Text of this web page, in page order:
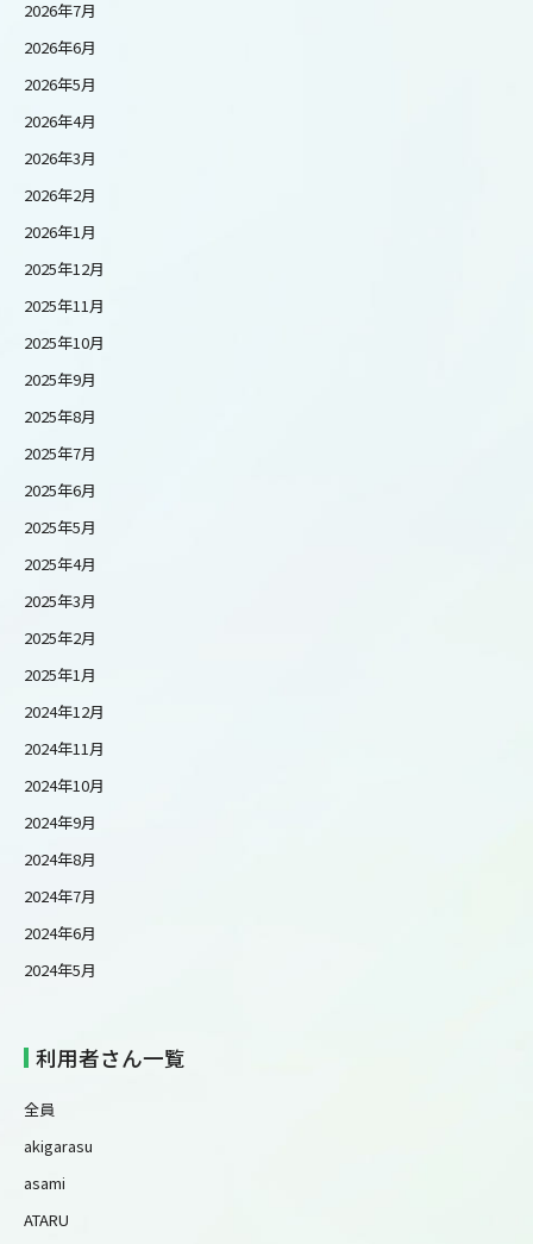
2026年7月
2026年6月
2026年5月
2026年4月
2026年3月
2026年2月
2026年1月
2025年12月
2025年11月
2025年10月
2025年9月
2025年8月
2025年7月
2025年6月
2025年5月
2025年4月
2025年3月
2025年2月
2025年1月
2024年12月
2024年11月
2024年10月
2024年9月
2024年8月
2024年7月
2024年6月
2024年5月
利用者さん一覧
全員
akigarasu
asami
ATARU